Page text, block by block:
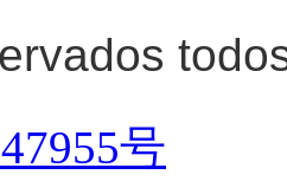
号